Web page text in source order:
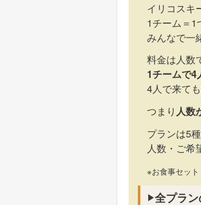
イリコスキ
1チーム＝1
みんなで一
料金は人数
1チームで4
4人で来て
つまり 人数
プランは5
人数・ご希
※お食事セッ
全プラ